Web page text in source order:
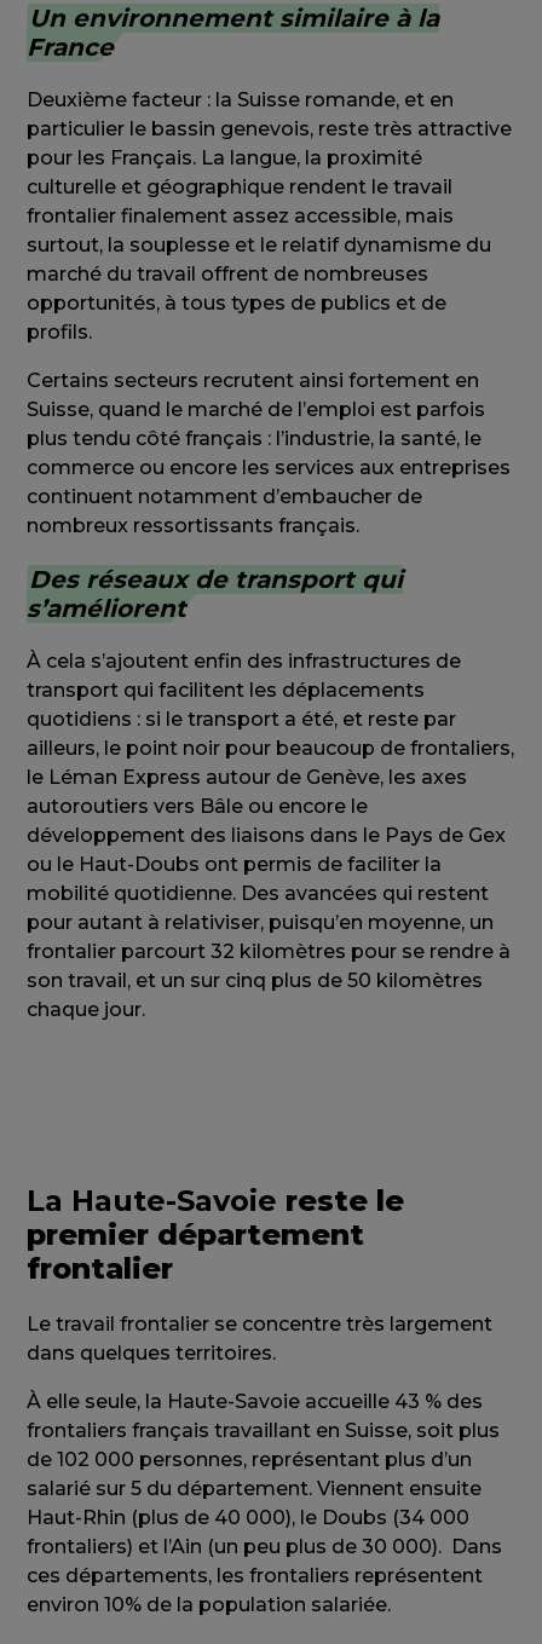
Un environnement similaire à la
France
Deuxième facteur : la Suisse romande, et en
particulier le bassin genevois, reste très attractive
pour les Français. La langue, la proximité
culturelle et géographique rendent le travail
frontalier finalement assez accessible, mais
surtout, la souplesse et le relatif dynamisme du
marché du travail offrent de nombreuses
opportunités, à tous types de publics et de
profils.
Certains secteurs recrutent ainsi fortement en
Suisse, quand le marché de l’emploi est parfois
plus tendu côté français : l’industrie, la santé, le
commerce ou encore les services aux entreprises
continuent notamment d’embaucher de
nombreux ressortissants français.
Des réseaux de transport qui
s’améliorent
À cela s’ajoutent enfin des infrastructures de
transport qui facilitent les déplacements
quotidiens : si le transport a été, et reste par
ailleurs, le point noir pour beaucoup de frontaliers,
le Léman Express autour de Genève, les axes
autoroutiers vers Bâle ou encore le
développement des liaisons dans le Pays de Gex
ou le Haut-Doubs ont permis de faciliter la
mobilité quotidienne. Des avancées qui restent
pour autant à relativiser, puisqu’en moyenne, un
frontalier parcourt 32 kilomètres pour se rendre à
son travail, et un sur cinq plus de 50 kilomètres
chaque jour.
La Haute-Savoie reste le
premier département
frontalier
Le travail frontalier se concentre très largement
dans quelques territoires.
À elle seule, la Haute-Savoie accueille 43 % des
frontaliers français travaillant en Suisse, soit plus
de 102 000 personnes, représentant plus d’un
salarié sur 5 du département. Viennent ensuite
Haut-Rhin (plus de 40 000), le Doubs (34 000
frontaliers) et l’Ain (un peu plus de 30 000). Dans
ces départements, les frontaliers représentent
environ 10% de la population salariée.